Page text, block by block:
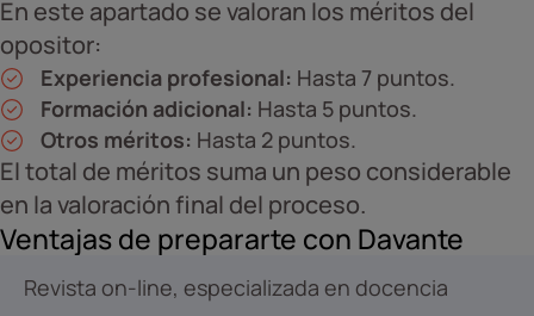
En este apartado se valoran los méritos del
opositor:
Experiencia profesional: Hasta 7 puntos.
Formación adicional: Hasta 5 puntos.
Otros méritos: Hasta 2 puntos.
El total de méritos suma un peso considerable
en la valoración final del proceso.
Ventajas de prepararte con Davante
Revista on-line, especializada en docencia